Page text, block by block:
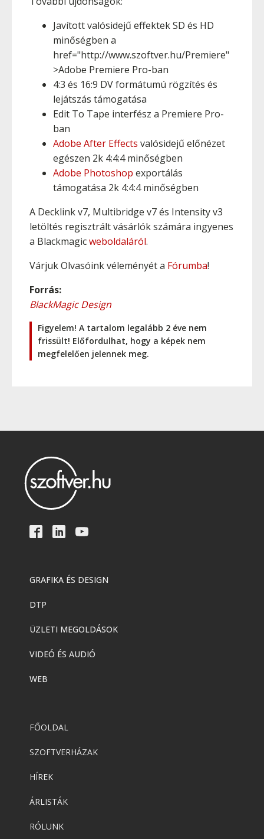
Javított valósidejű effektek SD és HD
minőségben a
href="http://www.szoftver.hu/Premiere"
>Adobe Premiere Pro-ban
4:3 és 16:9 DV formátumú rögzítés és
lejátszás támogatása
Edit To Tape interfész a Premiere Pro-
ban
Adobe After Effects valósidejű előnézet
egészen 2k 4:4:4 minőségben
Adobe Photoshop exportálás
támogatása 2k 4:4:4 minőségben
A Decklink v7, Multibridge v7 és Intensity v3
letöltés regisztrált vásárlók számára ingyenes
a Blackmagicweboldaláról.
Várjuk Olvasóink véleményét a Fórumba!
Forrás:
BlackMagic Design
Figyelem! A tartalom legalább 2 éve nem
frissült! Előfordulhat, hogy a képek nem
megfelelően jelennek meg.
GRAFIKA ÉS DESIGN
DTP
ÜZLETI MEGOLDÁSOK
VIDEÓ ÉS AUDIÓ
WEB
FŐOLDAL
SZOFTVERHÁZAK
HÍREK
ÁRLISTÁK
RÓLUNK